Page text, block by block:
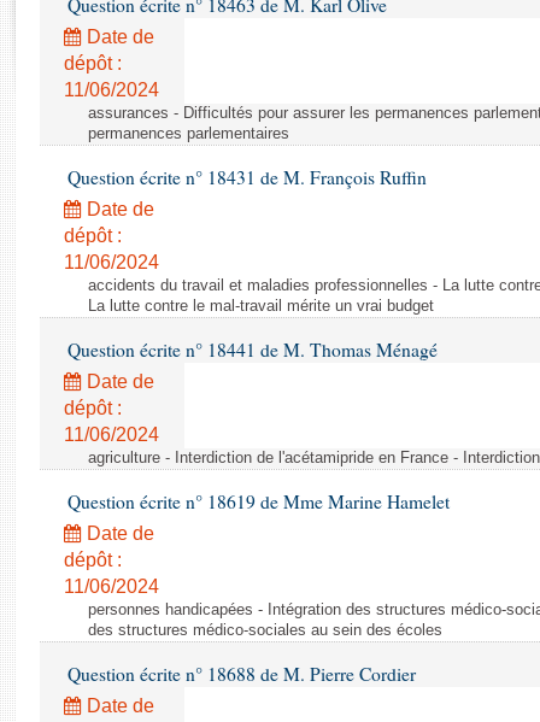
Rapports d'enquête
Rapports législatifs
Rapports sur l'application des lois
Baromètre de l’application des lois
Budget et sécurité sociale
Questions écrites et orales
Comptes rendus des débats
Question écrite n° 18463 de M. Karl Olive
Date de
dépôt :
11/06/2024
assurances - Difficultés pour assurer les permanences
permanences parlementaires
Question écrite n° 18431 de M. François Ruffin
Date de
dépôt :
11/06/2024
accidents du travail et maladies professionnelles - La lutte
La lutte contre le mal-travail mérite un vrai budget
Question écrite n° 18441 de M. Thomas Ménagé
Date de
dépôt :
11/06/2024
agriculture - Interdiction de l'acétamipride en France -
Question écrite n° 18619 de Mme Marine Hamelet
Date de
dépôt :
11/06/2024
personnes handicapées - Intégration des structures médico-
des structures médico-sociales au sein des écoles
Question écrite n° 18688 de M. Pierre Cordier
Date de